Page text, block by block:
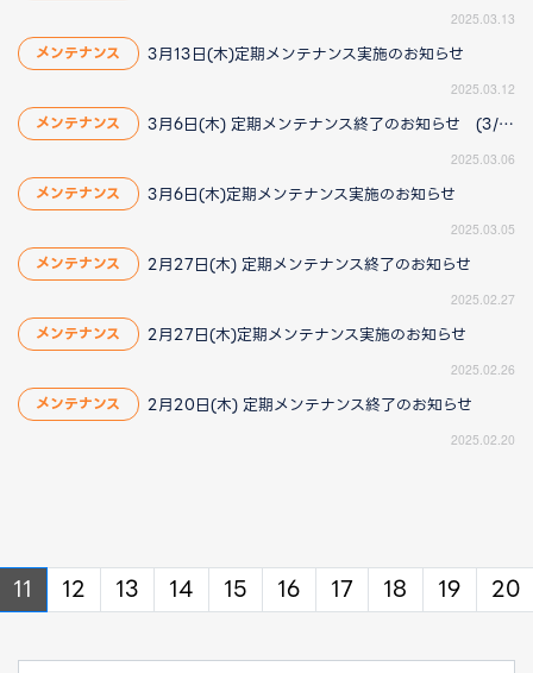
2025.03.13
メンテナンス 3月13日(木)定期メンテナンス実施のお知らせ
2025.03.12
メンテナンス 3月6日(木) 定期メンテナンス終了のお知らせ (3/6 18:15更新)
2025.03.06
メンテナンス 3月6日(木)定期メンテナンス実施のお知らせ
2025.03.05
メンテナンス 2月27日(木) 定期メンテナンス終了のお知らせ
2025.02.27
メンテナンス 2月27日(木)定期メンテナンス実施のお知らせ
2025.02.26
メンテナンス 2月20日(木) 定期メンテナンス終了のお知らせ
2025.02.20
11 12 13 14 15 16 17 18 19 20